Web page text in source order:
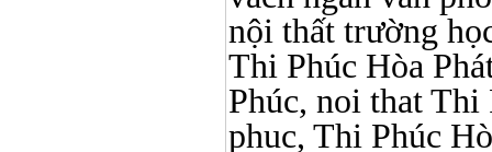
nội thất trường
Thi Phúc Hòa
Phúc, noi that
phuc, Thi Phúc